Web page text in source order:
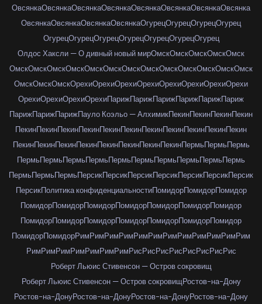
ОвсянкаОвсянкаОвсянкаОвсянкаОвсянкаОвсянкаОвсянкаОвсянка
ОвсянкаОвсянкаОвсянкаОвсянкаОгурецОгурецОгурецОгурец
ОгурецОгурецОгурецОгурецОгурецОгурецОгурец
Олдос Хаксли — О дивный новый мирОмскОмскОмскОмскОмск
ОмскОмскОмскОмскОмскОмскОмскОмскОмскОмскОмскОмскОмск
ОмскОмскОмскОрехиОрехиОрехиОрехиОрехиОрехиОрехиОрехи
ОрехиОрехиОрехиОрехиПарижПарижПарижПарижПарижПариж
ПарижПарижПарижПауло Коэльо — АлхимикПекинПекинПекинПекин
ПекинПекинПекинПекинПекинПекинПекинПекинПекинПекинПекин
ПекинПекинПекинПекинПекинПекинПекинПекинПермьПермьПермь
ПермьПермьПермьПермьПермьПермьПермьПермьПермьПермь
ПермьПермьПермьПерсикПерсикПерсикПерсикПерсикПерсикПерсик
ПерсикПолитика конфиденциальностиПомидорПомидорПомидор
ПомидорПомидорПомидорПомидорПомидорПомидорПомидор
ПомидорПомидорПомидорПомидорПомидорПомидорПомидор
ПомидорПомидорРимРимРимРимРимРимРимРимРимРимРимРим
РимРимРимРимРимРимРимРисРисРисРисРисРисРисРис
Роберт Льюис Стивенсон — Остров сокровищ
Роберт Льюис Стивенсон — Остров сокровищРостов-на-Дону
Ростов-на-ДонуРостов-на-ДонуРостов-на-ДонуРостов-на-Дону